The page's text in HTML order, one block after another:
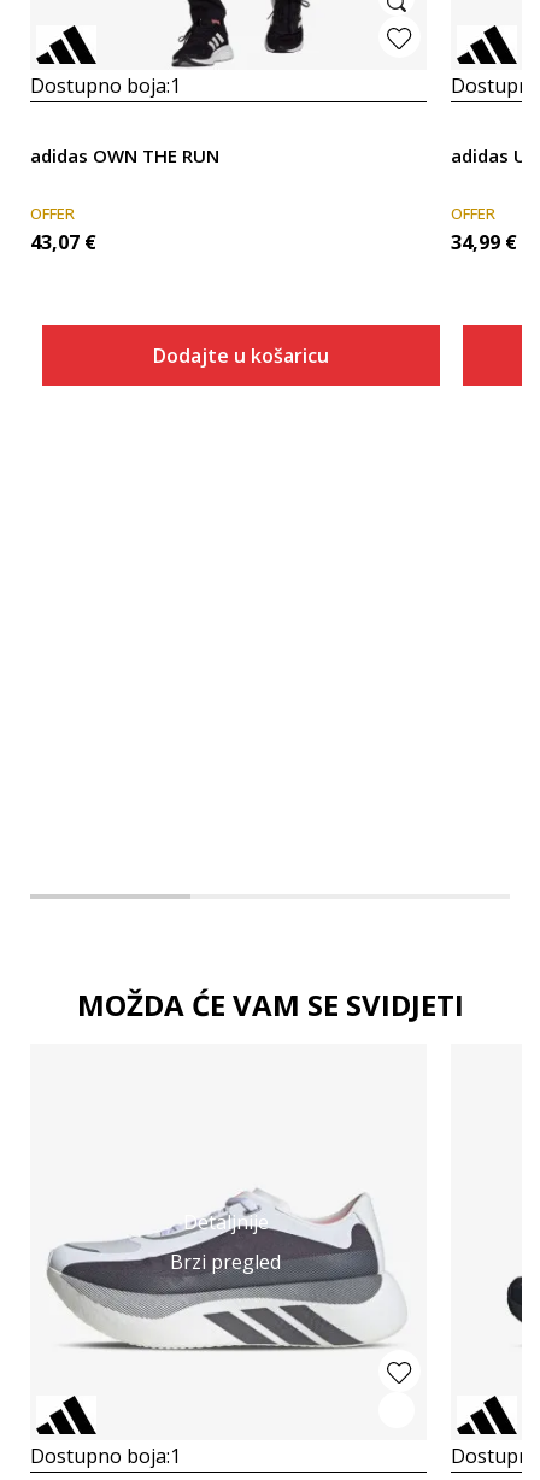
Dostupno boja:1
adidas OWN THE RUN
OFFER
43,07 €
Dodajte u košaricu
adidas
OFFER
34,99 €
MOŽDA ĆE VAM SE SVIDJETI
Detaljnije
Brzi pregled
Dostupno boja:1